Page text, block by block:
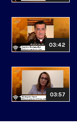
03:42
03:57